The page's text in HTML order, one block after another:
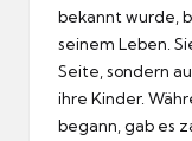
bekannt wurde,
seinem Leben.
Seite, sondern
ihre Kinder.
begann, gab es